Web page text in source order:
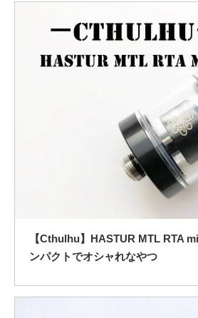
【Cthulhu】HASTUR MTL RTA
ンパクトでオシャれなやつ